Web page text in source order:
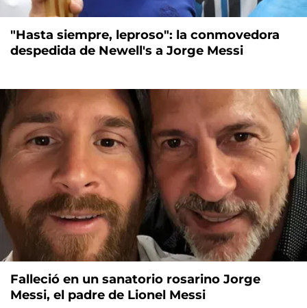
"Hasta siempre, leproso": la conmovedora
despedida de Newell's a Jorge Messi
Falleció en un sanatorio rosarino Jorge
Messi, el padre de Lionel Messi